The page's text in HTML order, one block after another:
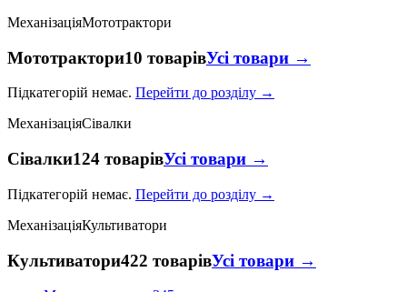
МеханізаціяМототрактори
Мототрактори10 товарівУсі товари →
Підкатегорій немає. Перейти до розділу →
МеханізаціяСівалки
Сівалки124 товарівУсі товари →
Підкатегорій немає. Перейти до розділу →
МеханізаціяКультиватори
Культиватори422 товарівУсі товари →